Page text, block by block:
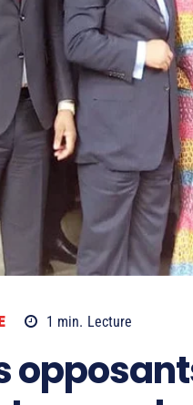
1 min. Lecture